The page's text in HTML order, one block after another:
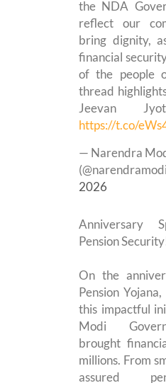
the NDA
reflect our
bring dignity,
financial
of the people
thread
Jeevan
https://t.co/
— Narendra
2026
Anniversary
Pension
On the
Pension
this impactful
Modi
brought
millions. From
assured